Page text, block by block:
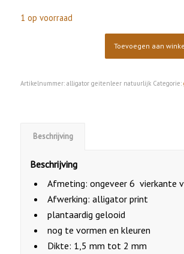
1 op voorraad
Toevoegen aan
Artikelnummer: alligator geitenleer natuurlijk Categorie:
Beschrijving
Beschrijving
Afmeting: ongeveer 6 vierkante
Afwerking: alligator print
plantaardig gelooid
nog te vormen en kleuren
Dikte: 1,5 mm tot 2 mm